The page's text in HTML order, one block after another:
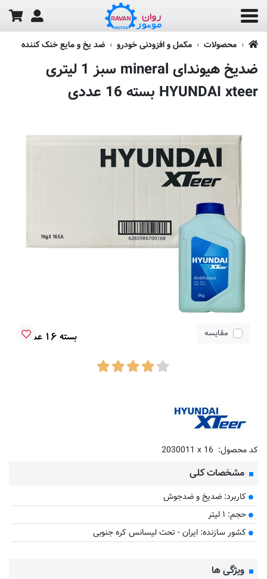
محصولات مکمل و افزودنی خودرو ضد یخ و مایع خنک کننده
ضدیخ هیوندای mineral سبز 1 لیتری
HYUNDAI xteer بسته 16 عددی
مقایسه
کد محصول: 2030011 x 16
مشخصات کلی
کاربرد: ضدیخ و ضدجوش
حجم: ۱ لیتر
کشور سازنده: ایران - تحت لیسانس کره جنوبی
ویژگی ها